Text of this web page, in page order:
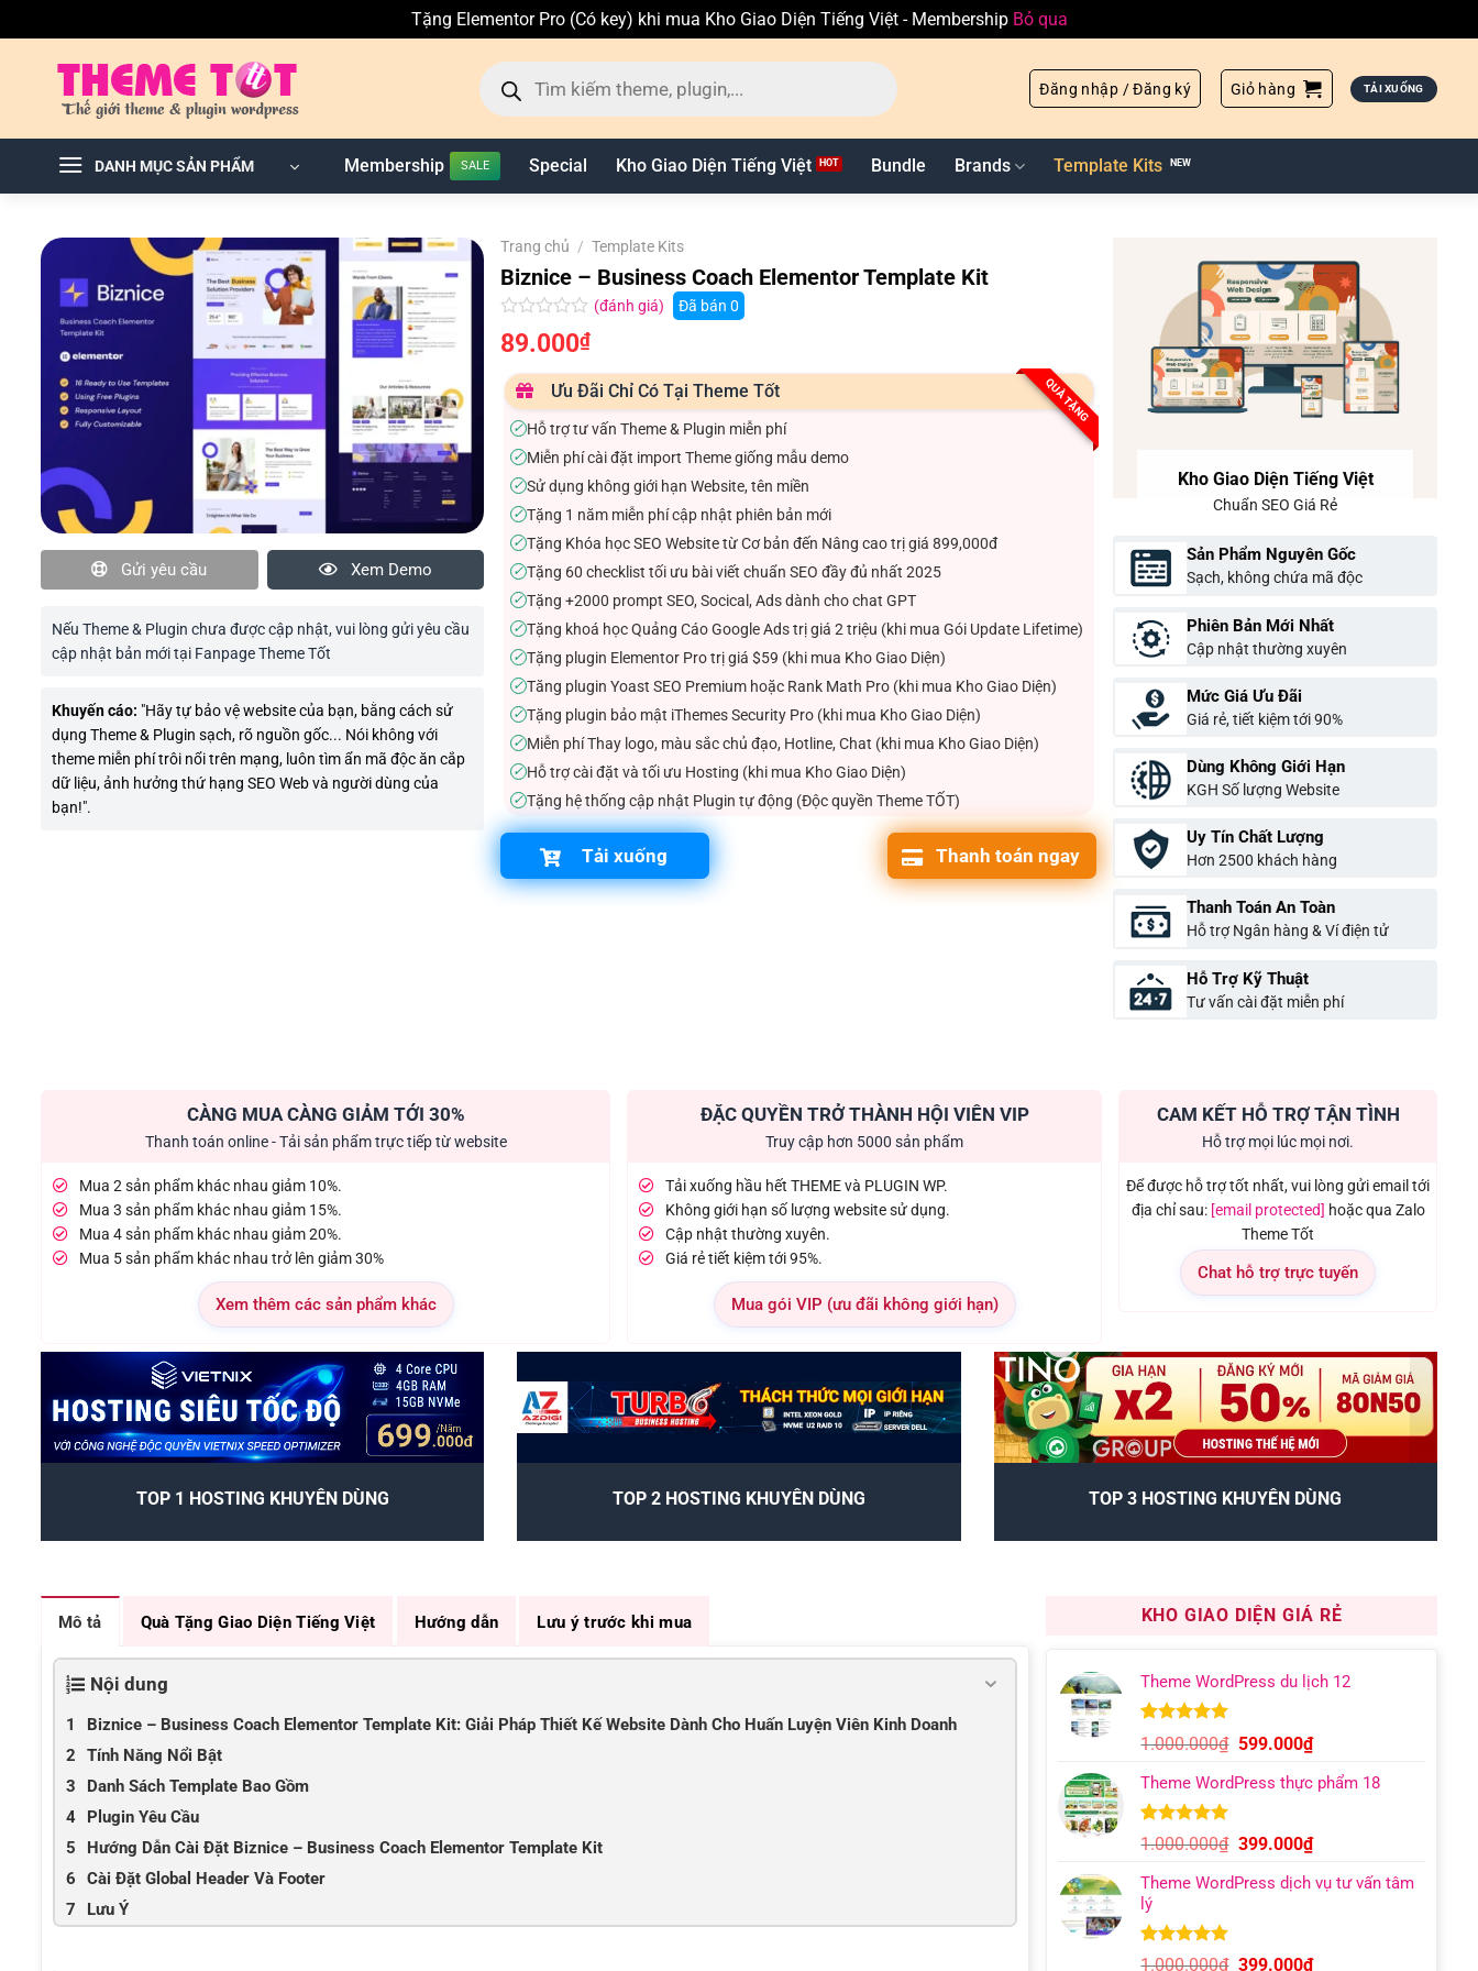
Tặng Elementor Pro (Có key) khi mua Kho Giao Diện Tiếng Việt - Membership Bỏ qua
Tìm
kiếm
sản
phẩm
Đăng nhập / Đăng ký Giỏ hàng TẢI XUỐNG
DANH MỤC SẢN PHẨM Membership Special Kho Giao Diện Tiếng Việt Bundle Brands Template Kits
Gửi yêu cầu Xem Demo
Nếu Theme & Plugin chưa được cập nhật, vui lòng gửi yêu cầu
cập nhật bản mới tại Fanpage Theme Tốt
Khuyến cáo: "Hãy tự bảo vệ website của bạn, bằng cách sử
dụng Theme & Plugin sạch, rõ nguồn gốc... Nói không với
theme miễn phí trôi nổi trên mạng, luôn tìm ẩn mã độc ăn cắp
dữ liệu, ảnh hưởng thứ hạng SEO Web và người dùng của
bạn!".
Trang chủ / Template Kits
Biznice – Business Coach Elementor Template Kit
Được
xếp
0.0
5
sao
(đánh giá) Đã bán0
89.000₫
QUÀ TẶNG
Ưu Đãi Chỉ Có Tại Theme Tốt
✓Hỗ trợ tư vấn Theme & Plugin miễn phí
✓Miễn phí cài đặt import Theme giống mẫu demo
✓Sử dụng không giới hạn Website, tên miền
✓Tặng 1 năm miễn phí cập nhật phiên bản mới
✓Tặng Khóa học SEO Website từ Cơ bản đến Nâng cao trị giá 899,000đ
✓Tặng 60 checklist tối ưu bài viết chuẩn SEO đầy đủ nhất 2025
✓Tặng +2000 prompt SEO, Socical, Ads dành cho chat GPT
✓Tặng khoá học Quảng Cáo Google Ads trị giá 2 triệu (khi mua Gói Update Lifetime)
✓Tặng plugin Elementor Pro trị giá $59 (khi mua Kho Giao Diện)
✓Tăng plugin Yoast SEO Premium hoặc Rank Math Pro (khi mua Kho Giao Diện)
✓Tặng plugin bảo mật iThemes Security Pro (khi mua Kho Giao Diện)
✓Miễn phí Thay logo, màu sắc chủ đạo, Hotline, Chat (khi mua Kho Giao Diện)
✓Hỗ trợ cài đặt và tối ưu Hosting (khi mua Kho Giao Diện)
✓Tặng hệ thống cập nhật Plugin tự động (Độc quyền Theme TỐT)
Tải xuống Thanh toán ngay
Kho Giao Diện Tiếng Việt
Chuẩn SEO Giá Rẻ
Sản Phẩm Nguyên Gốc
Sạch, không chứa mã độc
Phiên Bản Mới Nhất
Cập nhật thường xuyên
Mức Giá Ưu Đãi
Giá rẻ, tiết kiệm tới 90%
Dùng Không Giới Hạn
KGH Số lượng Website
Uy Tín Chất Lượng
Hơn 2500 khách hàng
Thanh Toán An Toàn
Hỗ trợ Ngân hàng & Ví điện tử
Hỗ Trợ Kỹ Thuật
Tư vấn cài đặt miễn phí
CÀNG MUA CÀNG GIẢM TỚI 30%
Thanh toán online - Tải sản phẩm trực tiếp từ website
Mua 2 sản phẩm khác nhau giảm 10%.
Mua 3 sản phẩm khác nhau giảm 15%.
Mua 4 sản phẩm khác nhau giảm 20%.
Mua 5 sản phẩm khác nhau trở lên giảm 30%
Xem thêm các sản phẩm khác
ĐẶC QUYỀN TRỞ THÀNH HỘI VIÊN VIP
Truy cập hơn 5000 sản phẩm
Tải xuống hầu hết THEME và PLUGIN WP.
Không giới hạn số lượng website sử dụng.
Cập nhật thường xuyên.
Giá rẻ tiết kiệm tới 95%.
Mua gói VIP (ưu đãi không giới hạn)
CAM KẾT HỖ TRỢ TẬN TÌNH
Hỗ trợ mọi lúc mọi nơi.
Để được hỗ trợ tốt nhất, vui lòng gửi email tới
địa chỉ sau: [email protected] hoặc qua Zalo
Theme Tốt
Chat hỗ trợ trực tuyến
TOP 1 HOSTING KHUYÊN DÙNG TOP 2 HOSTING KHUYÊN DÙNG TOP 3 HOSTING KHUYÊN DÙNG
Mô tả Quà Tặng Giao Diện Tiếng Việt Hướng dẫn Lưu ý trước khi mua
Nội dung
Biznice – Business Coach Elementor Template Kit: Giải Pháp Thiết Kế Website Dành Cho Huấn Luyện Viên Kinh Doanh
Tính Năng Nổi Bật
Danh Sách Template Bao Gồm
Plugin Yêu Cầu
Hướng Dẫn Cài Đặt Biznice – Business Coach Elementor Template Kit
Cài Đặt Global Header Và Footer
Lưu Ý
KHO GIAO DIỆN GIÁ RẺ
Theme WordPress du lịch 12
5.00trên 5
dựa trên
9
đánh giá
1.000.000₫ Giá
là:
599.000₫Giá
tại
599.000₫.
Theme WordPress thực phẩm 18
5.00trên 5
dựa trên
6
đánh giá
1.000.000₫ Giá
là:
399.000₫Giá
tại
Theme WordPress dịch vụ tư vấn tâm
lý
5.00trên 5
12
1.000.000₫ Giá
399.000₫Giá